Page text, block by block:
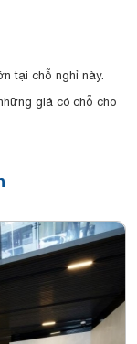
tại chỗ nghỉ này.
giá có chỗ cho